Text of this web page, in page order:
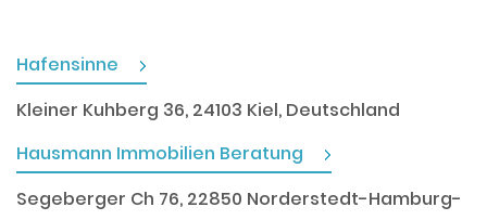
Hafensinne
Kleiner Kuhberg 36, 24103 Kiel, Deutschland
Hausmann Immobilien Beratung
Segeberger Ch 76, 22850 Norderstedt-Hamburg-